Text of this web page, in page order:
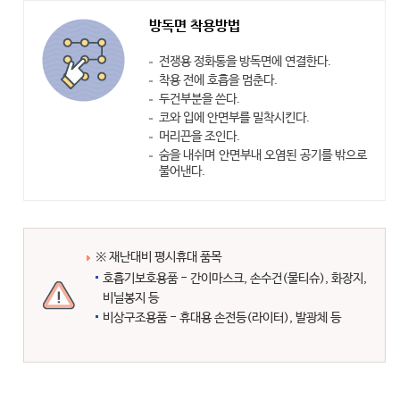
방독면 착용방법
전쟁용 정화통을 방독면에 연결한다.
착용 전에 호흡을 멈춘다.
두건부분을 쓴다.
코와 입에 안면부를 밀착시킨다.
머리끈을 조인다.
숨을 내쉬며 안면부내 오염된 공기를 밖으로
불어낸다.
※ 재난대비 평시휴대 품목
호흡기보호용품 - 간이마스크, 손수건(물티슈), 화장지,
비닐봉지 등
비상구조용품 - 휴대용 손전등(라이터), 발광체 등